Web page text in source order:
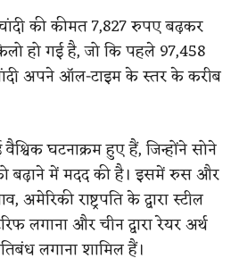
की कीमत 7,827 रुपए बढ़कर
हो गई है, जो कि पहले 97,458
अपने ऑल-टाइम के स्तर के करीब
घटनाक्रम हुए हैं, जिन्होंने सोने
बढ़ाने में मदद की है। इसमें रुस और
राष्ट्रपति के द्वारा स्टील
लगाना और चीन द्वारा रेयर अर्थ
लगाना शामिल हैं।